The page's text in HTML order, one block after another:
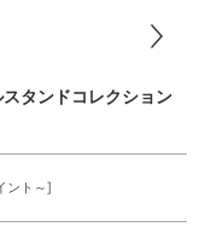
タンドコレクション
ント～]